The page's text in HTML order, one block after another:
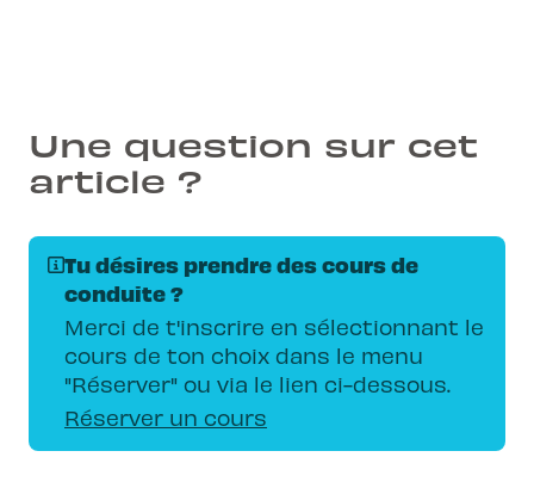
Une question sur cet
article ?
Tu désires prendre des cours de
conduite ?
Merci de t'inscrire en sélectionnant le
cours de ton choix dans le menu
"Réserver" ou via le lien ci-dessous.
Réserver un cours